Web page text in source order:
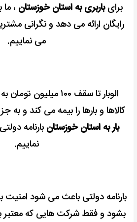
برایباربری به استان خوزستان ،
رایگان ارائه می دهد و نگرانی
می نماییم.
الوبار تا سقف ۱۰۰
کالاها و بارها را بیمه می کند و به
بار به استان خوزستان بارنامه
نماییم.
بارنامه دولتی باعث می شود امنیت
بشود و فقط شرکت هایی که معتبر